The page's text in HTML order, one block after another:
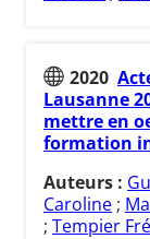
2020
Lausanne
mettre en
formation
Auteurs :
Caroline ;
; Tempier